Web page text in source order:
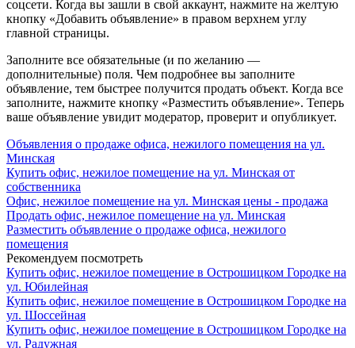
соцсети. Когда вы зашли в свой аккаунт, нажмите на желтую
кнопку «Добавить объявление» в правом верхнем углу
главной страницы.
Заполните все обязательные (и по желанию —
дополнительные) поля. Чем подробнее вы заполните
объявление, тем быстрее получится продать объект. Когда все
заполните, нажмите кнопку «Разместить объявление». Теперь
ваше объявление увидит модератор, проверит и опубликует.
Объявления о продаже офиса, нежилого помещения на ул.
Минская
Купить офис, нежилое помещение на ул. Минская от
собственника
Офис, нежилое помещение на ул. Минская цены - продажа
Продать офис, нежилое помещение на ул. Минская
Разместить объявление о продаже офиса, нежилого
помещения
Рекомендуем посмотреть
Купить офис, нежилое помещение в Острошицком Городке на
ул. Юбилейная
Купить офис, нежилое помещение в Острошицком Городке на
ул. Шоссейная
Купить офис, нежилое помещение в Острошицком Городке на
ул. Радужная